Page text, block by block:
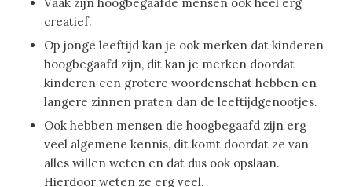
creatief.
Op jonge leeftijd kan je ook merken dat kinderen
hoogbegaafd zijn, dit kan je merken doordat
kinderen een grotere woordenschat hebben en
langere zinnen praten dan de leeftijdgenootjes.
Ook hebben mensen die hoogbegaafd zijn erg
veel algemene kennis, dit komt doordat ze van
alles willen weten en dat dus ook opslaan.
Hierdoor weten ze erg veel.